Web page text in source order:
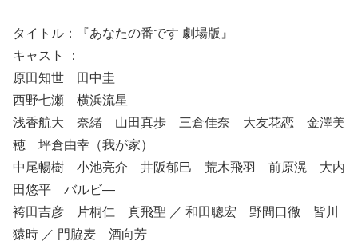
タイトル：『あなたの番です 劇場版』
キャスト ：
原田知世 田中圭
西野七瀬 横浜流星
浅香航大 奈緒 山田真歩 三倉佳奈 大友花恋 金澤美
穂 坪倉由幸（我が家）
中尾暢樹 小池亮介 井阪郁巳 荒木飛羽 前原滉 大内
田悠平 バルビ―
袴田吉彦 片桐仁 真飛聖 ／ 和田聰宏 野間口徹 皆川
猿時 ／ 門脇麦 酒向芳